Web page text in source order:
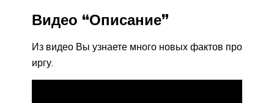
Видео “Описание”
Из видео Вы узнаете много новых фактов про
иргу.